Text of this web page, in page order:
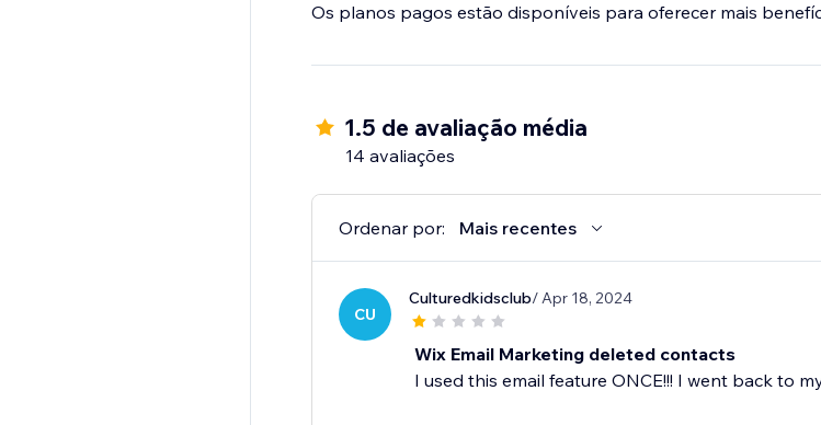
Os planos pagos estão disponíveis para oferecer mais
1.5 de avaliação média
14 avaliações
Ordenar por: Mais recentes
CU
Culturedkidsclub/ Apr 18, 2024
Wix Email Marketing deleted contacts
I used this email feature ONCE!!! I went back to